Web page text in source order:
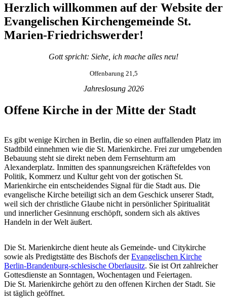
Herzlich willkommen auf der Website der
Evangelischen Kirchengemeinde St.
Marien-Friedrichswerder!
Gott spricht: Siehe, ich mache alles neu!
Offenbarung 21,5
Jahreslosung 2026
Offene Kirche in der Mitte der Stadt
Es gibt wenige Kirchen in Berlin, die so einen auffallenden Platz im
Stadtbild einnehmen wie die St. Marienkirche. Frei zur umgebenden
Bebauung steht sie direkt neben dem Fernsehturm am
Alexanderplatz. Inmitten des spannungsreichen Kräftefeldes von
Politik, Kommerz und Kultur geht von der gotischen St.
Marienkirche ein entscheidendes Signal für die Stadt aus. Die
evangelische Kirche beteiligt sich an dem Geschick unserer Stadt,
weil sich der christliche Glaube nicht in persönlicher Spiritualität
und innerlicher Gesinnung erschöpft, sondern sich als aktives
Handeln in der Welt äußert.
Die St. Marienkirche dient heute als Gemeinde- und Citykirche
sowie als Predigtstätte des Bischofs derEvangelischen Kirche
Berlin-Brandenburg-schlesische Oberlausitz. Sie ist Ort zahlreicher
Gottesdienste an Sonntagen, Wochentagen und Feiertagen.
Die St. Marienkirche gehört zu den offenen Kirchen der Stadt. Sie
ist täglich geöffnet.